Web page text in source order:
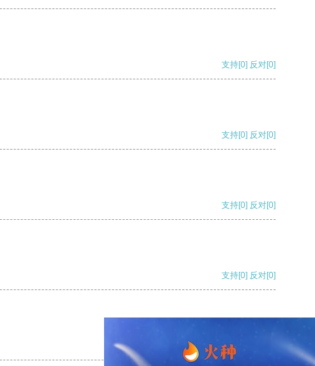
支持[0] 反对[0]
支持[0] 反对[0]
支持[0] 反对[0]
支持[0] 反对[0]
支持